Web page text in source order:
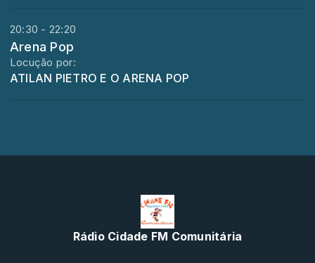
20:30 - 22:20
Arena Pop
Locução por:
ATILAN PIETRO E O ARENA POP
Rádio Cidade FM Comunitária